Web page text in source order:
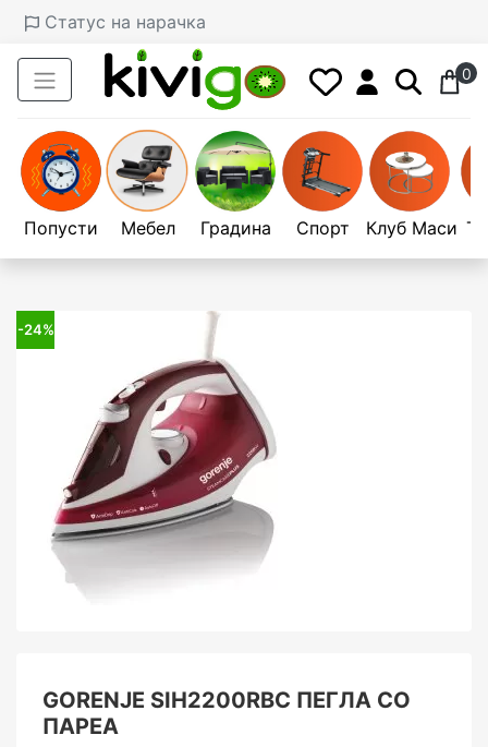
Статус на нарачка
0
Попусти Мебел Градина Спорт Клуб Маси
-24%
GORENJE SIH2200RBC ПЕГЛА СО
ПАРЕА